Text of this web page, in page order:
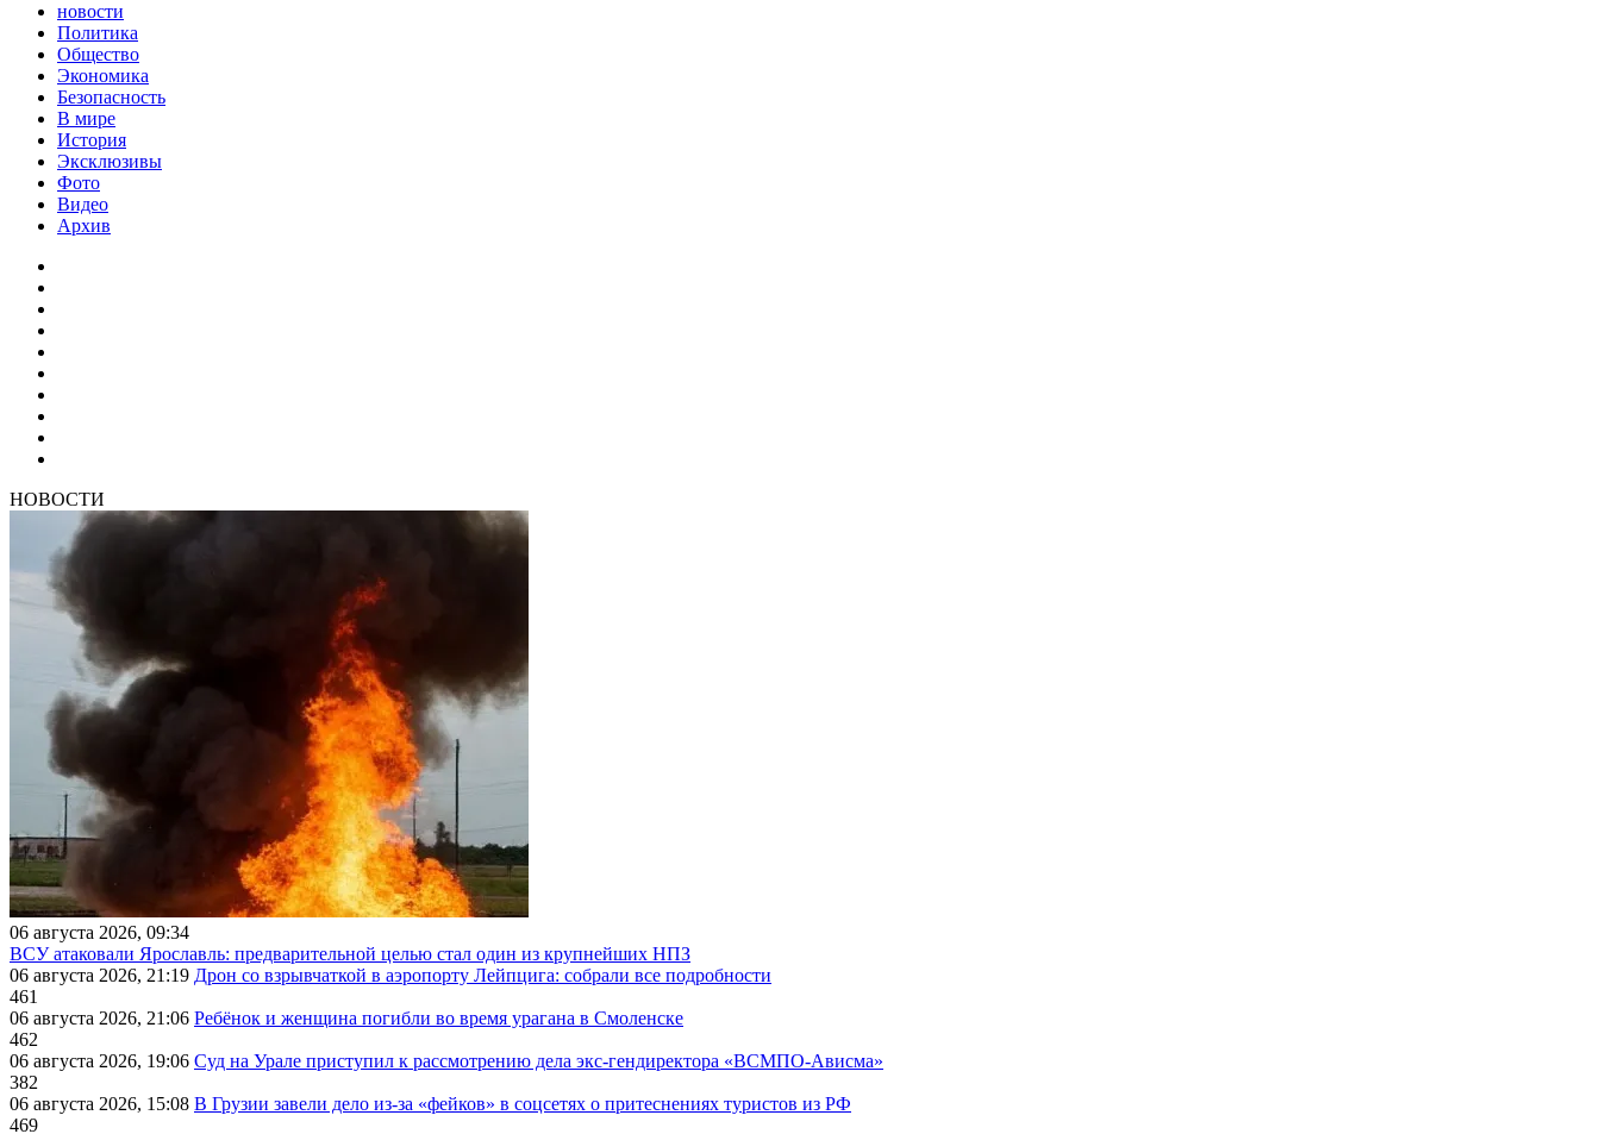
новости
Политика
Общество
Экономика
Безопасность
В мире
История
Эксклюзивы
Фото
Видео
Архив
НОВОСТИ
06 августа 2026, 09:34
ВСУ атаковали Ярославль: предварительной целью стал один из крупнейших НПЗ
06 августа 2026, 21:19 Дрон со взрывчаткой в аэропорту Лейпцига: собрали все подробности
461
06 августа 2026, 21:06 Ребёнок и женщина погибли во время урагана в Смоленске
462
06 августа 2026, 19:06 Суд на Урале приступил к рассмотрению дела экс-гендиректора «ВСМПО-Ависма»
382
06 августа 2026, 15:08 В Грузии завели дело из-за «фейков» в соцсетях о притеснениях туристов из РФ
469